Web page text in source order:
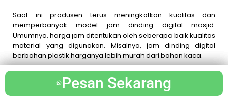
Pesan Sekarang
Saat ini produsen terus meningkatkan kualitas dan
memperbanyak model jam dinding digital masjid.
Umumnya, harga jam ditentukan oleh seberapa baik kualitas
material yang digunakan. Misalnya, jam dinding digital
berbahan plastik harganya lebih murah dari bahan kaca.
Begitu pun jam dinding digital berbahan kaca yang
harganya lebih ekonomis dibandingkan jam digital arcylik.
Namun, tentunya material ini jauh lebih awet daripada
Pesan Sekarang
Pesan Sekarang